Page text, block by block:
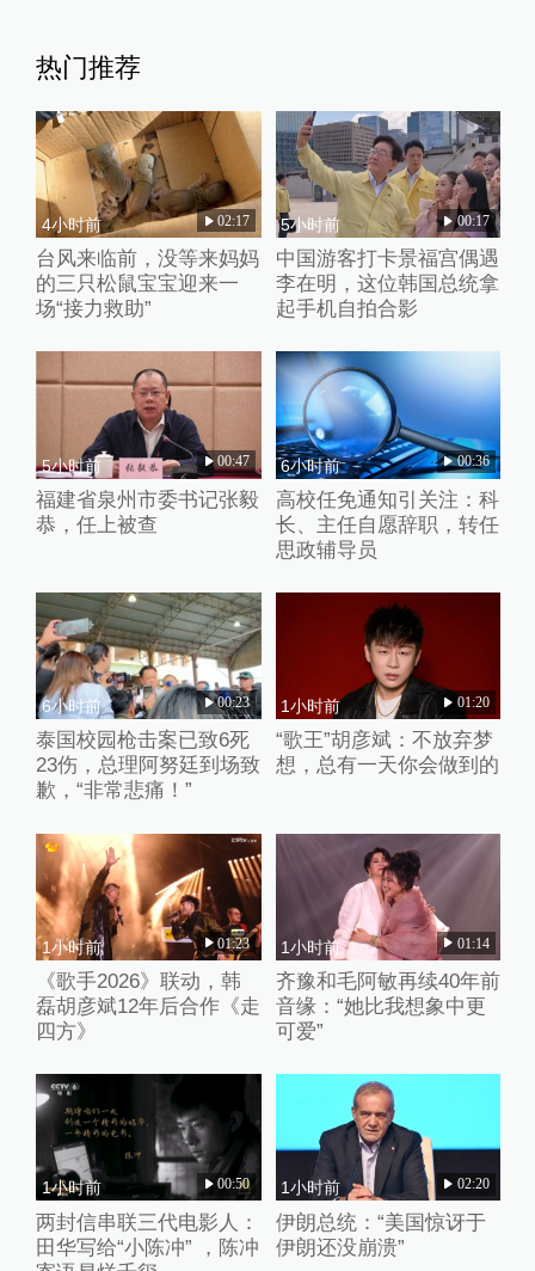
热门推荐
4小时前 02:17
台风来临前，没等来妈妈
的三只松鼠宝宝迎来一
场“接力救助”
5小时前 00:17
中国游客打卡景福宫偶遇
李在明，这位韩国总统拿
起手机自拍合影
5小时前 00:47
福建省泉州市委书记张毅
恭，任上被查
6小时前 00:36
高校任免通知引关注：科
长、主任自愿辞职，转任
思政辅导员
6小时前 00:23
泰国校园枪击案已致6死
23伤，总理阿努廷到场致
歉，“非常悲痛！”
1小时前 01:20
“歌王”胡彦斌：不放弃梦
想，总有一天你会做到的
1小时前 01:23
《歌手2026》联动，韩
磊胡彦斌12年后合作《走
四方》
1小时前 01:14
齐豫和毛阿敏再续40年前
音缘：“她比我想象中更
可爱”
1小时前 00:50
两封信串联三代电影人：
田华写给“小陈冲” ，陈冲
1小时前 02:20
伊朗总统：“美国惊讶于
伊朗还没崩溃”